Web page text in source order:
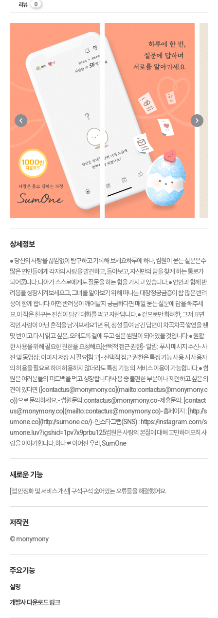
리뷰 0
상세정보
● 당신의 사랑을 끊임없이 탐구하고 기록해 보세요하루에 하나, 썸원이 묻는 질문은수
많은 연인들에게 각자의 사랑을 발견하고, 돌아보고, 자신만의 답을 찾게 하는 통로가
되어줍니다.나아가 스스로에게도 질문을 하는 힘을 가지고 있습니다.● 연인과 함께 반
려몽을 성장시켜보세요그, 그녀를 알아보기 위해 떠나는 대장정궁금증이 참 많은 반려
몽이 함께 합니다.어떤 반려몽이 깨어날지 궁금하다면 매일 묻는 질문에 답을 해주세
요.이 작은 친구는 진심이 담긴 대화를 먹고 자란답니다.● 겉으로만 화려한, 그저 표면
적인 사랑이 아닌 흔적을 남겨보세요1년 뒤, 정성 들여 남긴 답변이 차곡차곡 쌓였을 땐
몇 번이고 다시 읽고 싶은, 오래도록 곁에 두고 싶은 썸원이 되어있을 것입니다.● 원활
한 사용을 위해 필요한 권한을 요청해요[선택적 접근 권한]- 알림: 푸시 메시지 수신- 사
진 및 동영상: 이미지 저장 시 필요[참고]- 선택적 접근 권한은 특정 기능 사용 시 사용자
의 허용을 필요로 하며 허용하지 않더라도 특정 기능 외 서비스 이용이 가능합니다.● 썸
원은 여러분들의 피드백을 먹고 성장합니다!사용 중 불편한 부분이나 제안하고 싶은 의
견이 있다면 ([contactus@monymony.co](mailto:contactus@monymony.c
o))으로 문의하세요.- 썸원문의:contactus@monymony.co-제휴문의: [contact
us@monymony.co](mailto:contactus@monymony.co)-홈페이지 : [http://s
umone.co](http://sumone.co/)-인스타그램(SNS) : https://instagram.com/s
umone.luv?igshid=1pv7x9prbu125썸원은 사랑의 본질에 대해 고민하며오직 사
랑을 이야기합니다.하나로 이어진 우리, SumOne
새로운 기능
[앱 안정화 및 서비스 개선] 구석구석 숨어있는 오류들을 해결했어요.
저작권
© monymony
주요기능
설명
개발사 다운로드 링크